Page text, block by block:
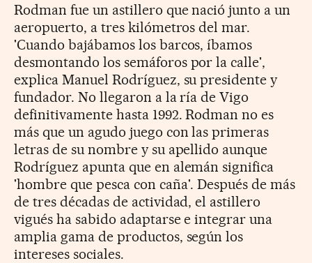
Rodman fue un astillero que nació junto a un
aeropuerto, a tres kilómetros del mar.
'Cuando bajábamos los barcos, íbamos
desmontando los semáforos por la calle',
explica Manuel Rodríguez, su presidente y
fundador. No llegaron a la ría de Vigo
definitivamente hasta 1992. Rodman no es
más que un agudo juego con las primeras
letras de su nombre y su apellido aunque
Rodríguez apunta que en alemán significa
'hombre que pesca con caña'. Después de más
de tres décadas de actividad, el astillero
vigués ha sabido adaptarse e integrar una
amplia gama de productos, según los
intereses sociales.